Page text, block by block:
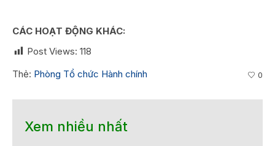
CÁC HOẠT ĐỘNG KHÁC:
Post Views: 118
Thẻ: Phòng Tổ chức Hành chính 0
Xem nhiều nhất